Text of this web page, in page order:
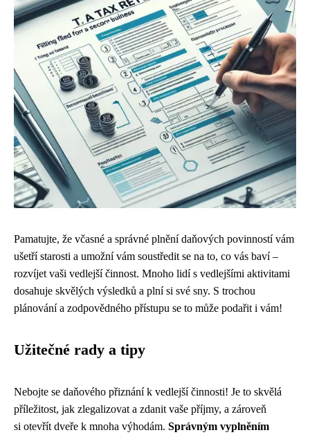
Pamatujte, že včasné a správné plnění daňových povinností vám
ušetří starosti a umožní vám soustředit se na to, co vás baví –
rozvíjet vaši vedlejší činnost. Mnoho lidí s vedlejšími aktivitami
dosahuje skvělých výsledků a plní si své sny. S trochou
plánování a zodpovědného přístupu se to může podařit i vám!
Užitečné rady a tipy
Nebojte se daňového přiznání k vedlejší činnosti! Je to skvělá
příležitost, jak zlegalizovat a zdanit vaše příjmy, a zároveň
si otevřít dveře k mnoha výhodám. Správným vyplněním